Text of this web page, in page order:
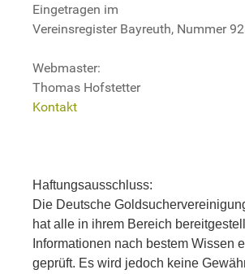
Eingetragen im
Vereinsregister Bayreuth, Nummer
Webmaster:
Thomas Hofstetter
Kontakt
Haftungsausschluss:
Die Deutsche
hat alle in ihrem Bereich
Informationen nach bestem Wissen
geprüft. Es wird jedoch keine